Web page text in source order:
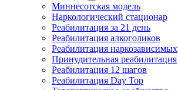
Миннесотская модель
Наркологический стационар
Реабилитация за 21 день
Реабилитация алкоголиков
Реабилитация наркозависимых
Принудительная реабилитация
Реабилитация 12 шагов
Реабилитация Day Top